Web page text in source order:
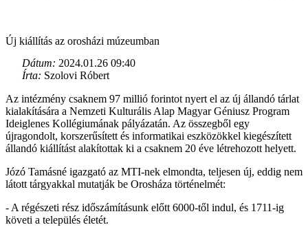
Új kiállítás az orosházi múzeumban
Dátum: 2024.01.26 09:40
Írta: Szolovi Róbert
Az intézmény csaknem 97 millió forintot nyert el az új állandó tárlat
kialakítására a Nemzeti Kulturális Alap Magyar Géniusz Program
Ideiglenes Kollégiumának pályázatán. Az összegből egy
újragondolt, korszerűsített és informatikai eszközökkel kiegészített
állandó kiállítást alakítottak ki a csaknem 20 éve létrehozott helyett.
Józó Tamásné igazgató az MTI-nek elmondta, teljesen új, eddig nem
látott tárgyakkal mutatják be Orosháza történelmét:
- A régészeti rész időszámításunk előtt 6000-től indul, és 1711-ig
követi a település életét.